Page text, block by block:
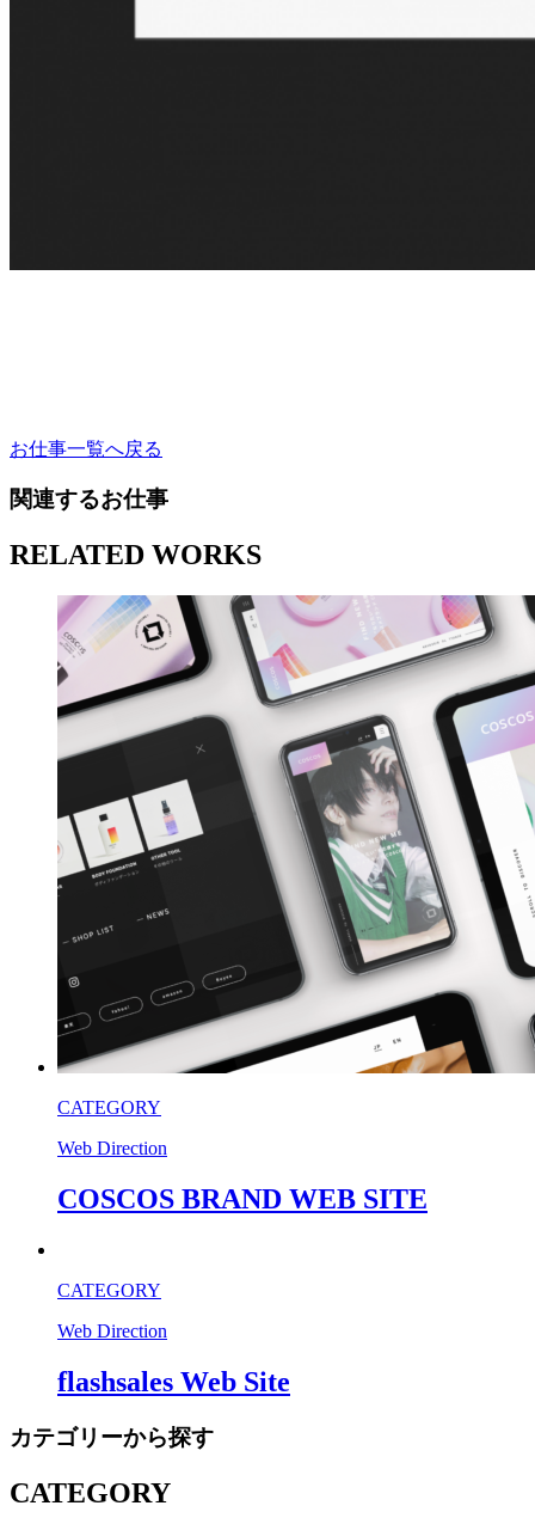
お仕事一覧へ戻る
関連するお仕事
RELATED WORKS
CATEGORY
Web Direction
COSCOS BRAND WEB SITE
CATEGORY
Web Direction
flashsales Web Site
カテゴリーから探す
CATEGORY